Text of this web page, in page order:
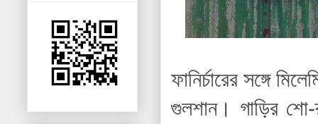
ফানির্চারের সঙ্গে
গুলশান। গাড়ির শো-